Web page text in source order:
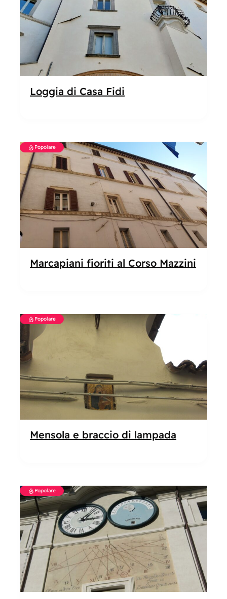
Loggia di Casa Fidi
Popolare
Marcapiani fioriti al Corso Mazzini
Popolare
Mensola e braccio di lampada
Popolare